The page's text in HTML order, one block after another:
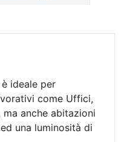
è ideale per
come Uffici,
anche abitazioni
una luminosità di